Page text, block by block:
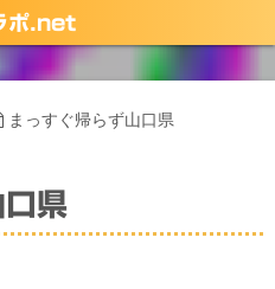
ポ.net
まっすぐ帰らず山口県
県